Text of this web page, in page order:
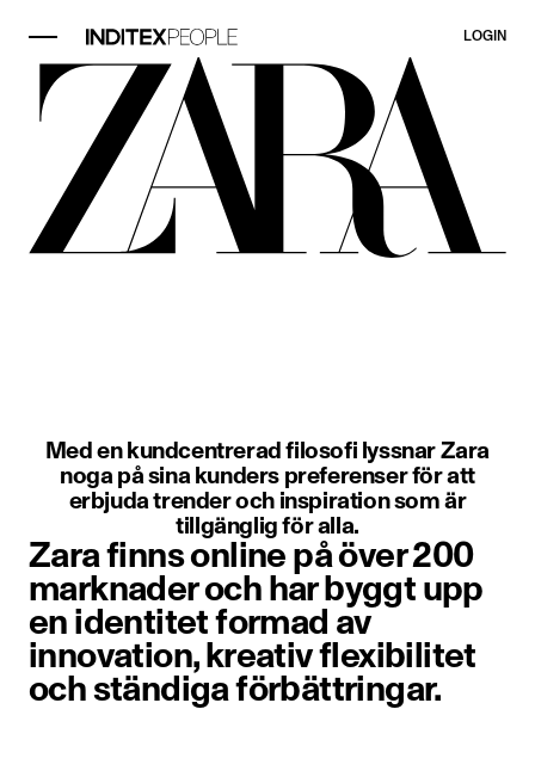
LOGIN
Med en kundcentrerad filosofi lyssnar Zara
noga på sina kunders preferenser för att
erbjuda trender och inspiration som är
tillgänglig för alla.
Zara finns online på över 200
marknader och har byggt upp
en identitet formad av
innovation, kreativ flexibilitet
och ständiga förbättringar.